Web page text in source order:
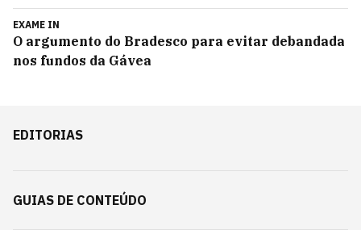
EXAME IN
O argumento do Bradesco para evitar debandada
nos fundos da Gávea
EDITORIAS
GUIAS DE CONTEÚDO